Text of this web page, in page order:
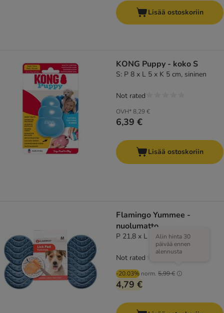
Lisää ostoskoriin
KONG Puppy - koko S
S: P 8 x L 5 x K 5 cm, sininen
OVH*8,29 €
6,39 €
Not rated
Lisää ostoskoriin
Flamingo Yummee -
nuolumatto
P 21,8 x L 12,8 x K 1,9 cm
-20.03% norm. 5,99 €
Alin hinta 30
päivää ennen
alennusta
4,79 €
Not rated